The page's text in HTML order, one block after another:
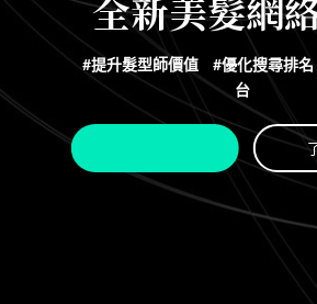
全新美髮網
#提升髮型師價值 #優化搜尋排名
台